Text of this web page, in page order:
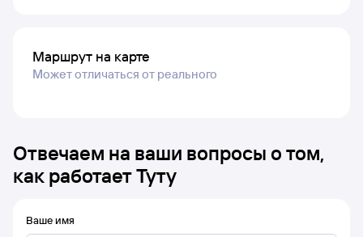
Маршрут на карте
Может отличаться от реального
Отвечаем на ваши вопросы о том,
как работает Туту
Ваше имя